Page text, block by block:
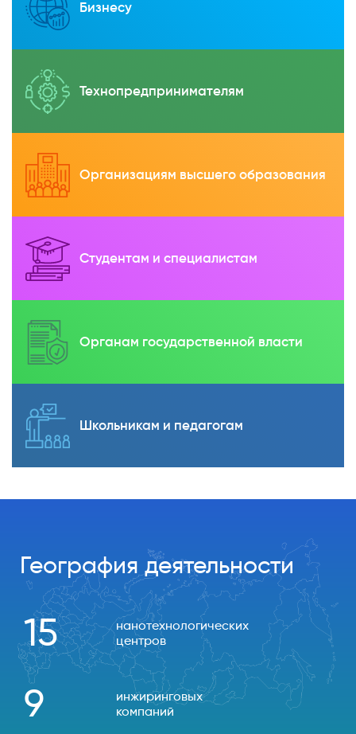
Бизнесу
Технопредпринимателям
Организациям высшего образования
Студентам и специалистам
Органам государственной власти
Школьникам и педагогам
География деятельности
15
нанотехнологических
центров
9
инжиринговых
компаний